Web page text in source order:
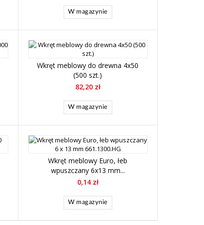
W magazynie
Wkręt meblowy do drewna 4x50
(500 szt.)
82,20 zł
W magazynie
Wkręt meblowy Euro, łeb
wpuszczany 6x13 mm...
0,14 zł
W magazynie